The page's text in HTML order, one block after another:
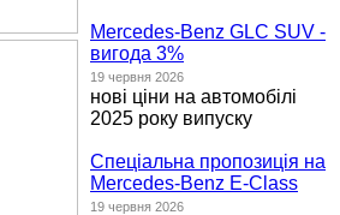
Mercedes-Benz GLC SUV -
вигода 3%
19 червня 2026
нові ціни на автомобілі
2025 року випуску
Спеціальна пропозиція на
Mercedes-Benz E-Class
19 червня 2026